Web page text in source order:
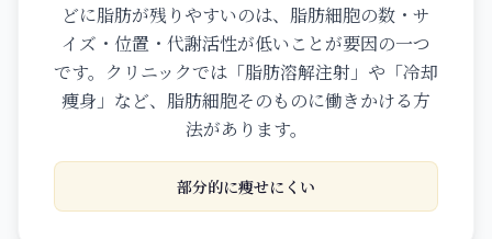
どに脂肪が残りやすいのは、脂肪細胞の数・サ
イズ・位置・代謝活性が低いことが要因の一つ
です。クリニックでは「脂肪溶解注射」や「冷却
痩身」など、脂肪細胞そのものに働きかける方
法があります。
部分的に痩せにくい